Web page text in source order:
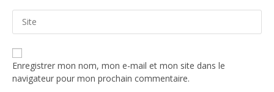
comment
address
l’URL
site
(facultatif)
Enregistrer mon nom, mon e-mail et mon site dans le
navigateur pour mon prochain commentaire.